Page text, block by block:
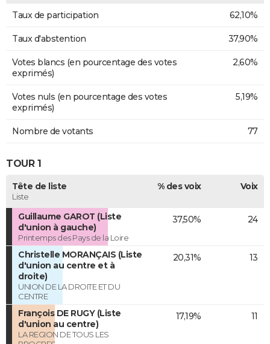
Taux de participation 62,10%
Taux d'abstention 37,90%
Votes blancs (en pourcentage des votes
exprimés)
2,60%
Votes nuls (en pourcentage des votes
exprimés)
5,19%
Nombre de votants 77
TOUR 1
Tête de liste
Liste
% des voix Voix
Guillaume GAROT (Liste
d'union à gauche)
Printemps des Pays de la Loire
37,50% 24
Christelle MORANÇAIS (Liste
d'union au centre et à
droite)
UNION DE LA DROITE ET DU
CENTRE
20,31% 13
François DE RUGY (Liste
d'union au centre)
LA REGION DE TOUS LES
17,19% 11